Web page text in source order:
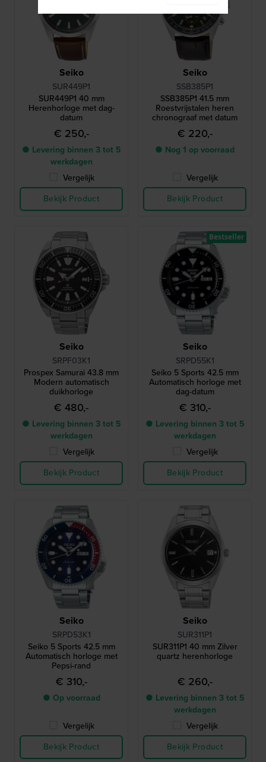
Seiko
SUR449P1
SUR449P1 40 mm
Herenhorloge met dag-
datum
€ 250,-
● Levering binnen 3 tot 5
werkdagen
Vergelijk
Bekijk Product
Seiko
SSB385P1
SSB385P1 41.5 mm
Roestvrijstalen heren
chronograaf met datum
€ 220,-
● Nog 1 op voorraad
Vergelijk
Bekijk Product
Seiko
SRPF03K1
Prospex Samurai 43.8 mm
Modern automatisch
duikhorloge
€ 480,-
● Levering binnen 3 tot 5
werkdagen
Vergelijk
Bekijk Product
Seiko
SRPD55K1
Seiko 5 Sports 42.5 mm
Automatisch horloge met
dag-datum
€ 310,-
● Levering binnen 3 tot 5
werkdagen
Vergelijk
Bekijk Product
Bestseller
Seiko
SRPD53K1
Seiko 5 Sports 42.5 mm
Automatisch horloge met
Pepsi-rand
€ 310,-
● Op voorraad
Vergelijk
Bekijk Product
Seiko
SUR311P1
SUR311P1 40 mm Zilver
quartz herenhorloge
€ 260,-
● Levering binnen 3 tot 5
werkdagen
Vergelijk
Bekijk Product